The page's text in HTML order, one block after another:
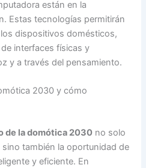
están en la
Estas tecnologías permitirán
dispositivos domésticos,
interfaces físicas y
y a través del pensamiento.
2030 y cómo
de la domótica 2030 no solo
también la oportunidad de
y eficiente. En